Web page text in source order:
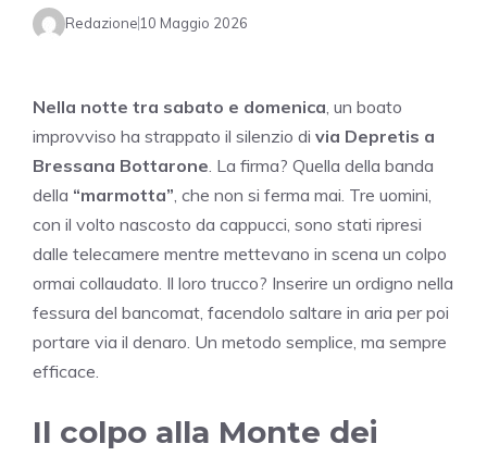
Redazione10 Maggio 2026
Nella notte tra sabato e domenica , un boato
improvviso ha strappato il silenzio di via Depretis a
Bressana Bottarone . La firma? Quella della banda
della “marmotta” , che non si ferma mai. Tre uomini,
con il volto nascosto da cappucci, sono stati ripresi
dalle telecamere mentre mettevano in scena un colpo
ormai collaudato. Il loro trucco? Inserire un ordigno nella
fessura del bancomat, facendolo saltare in aria per poi
portare via il denaro. Un metodo semplice, ma sempre
efficace.
Il colpo alla Monte dei